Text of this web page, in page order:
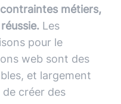
métiers,
Les
pour le
web sont des
et largement
créer des